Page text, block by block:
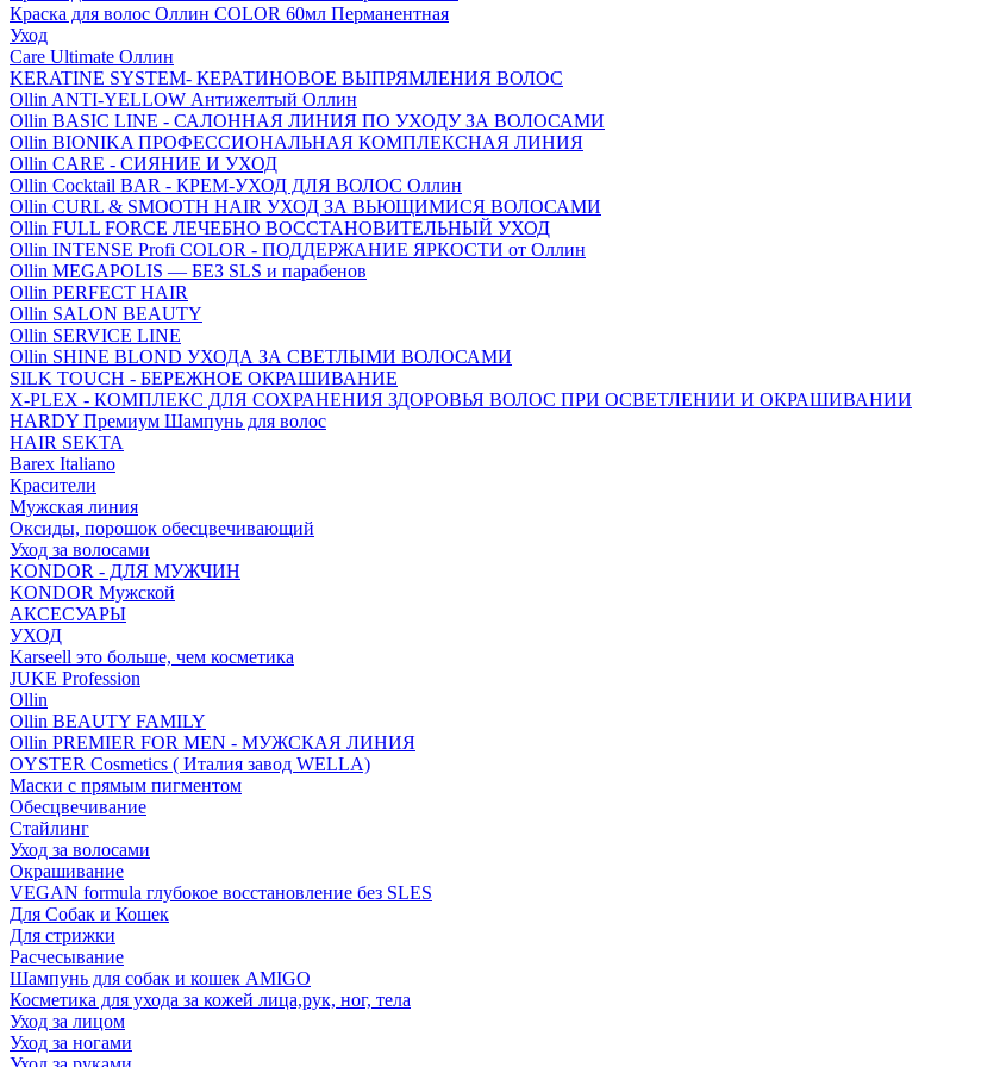
Краска для волос Оллин COLOR 60мл Перманентная
Уход
Care Ultimate Оллин
KERATINE SYSTEM- КЕРАТИНОВОЕ ВЫПРЯМЛЕНИЯ ВОЛОС
Ollin ANTI-YELLOW Антижелтый Оллин
Ollin BASIC LINE - САЛОННАЯ ЛИНИЯ ПО УХОДУ ЗА ВОЛОСАМИ
Ollin BIONIKA ПРОФЕССИОНАЛЬНАЯ КОМПЛЕКСНАЯ ЛИНИЯ
Ollin CARE - СИЯНИЕ И УХОД
Ollin Cocktail BAR - КРЕМ-УХОД ДЛЯ ВОЛОС Оллин
Ollin CURL & SMOOTH HAIR УХОД ЗА ВЬЮЩИМИСЯ ВОЛОСАМИ
Ollin FULL FORCE ЛЕЧЕБНО ВОССТАНОВИТЕЛЬНЫЙ УХОД
Ollin INTENSE Profi COLOR - ПОДДЕРЖАНИЕ ЯРКОСТИ от Оллин
Ollin MEGAPOLIS — БЕЗ SLS и парабенов
Ollin PERFECT HAIR
Ollin SALON BEAUTY
Ollin SERVICE LINE
Ollin SHINE BLOND УХОДА ЗА СВЕТЛЫМИ ВОЛОСАМИ
SILK TOUCH - БЕРЕЖНОЕ ОКРАШИВАНИЕ
X-PLEX - КОМПЛЕКС ДЛЯ СОХРАНЕНИЯ ЗДОРОВЬЯ ВОЛОС ПРИ ОСВЕТЛЕНИИ И ОКРАШИВАНИИ
HARDY Премиум Шампунь для волос
HAIR SEKTA
Barex Italiano
Красители
Мужская линия
Оксиды, порошок обесцвечивающий
Уход за волосами
KONDOR - ДЛЯ МУЖЧИН
KONDOR Мужской
АКСЕСУАРЫ
УХОД
Karseell это больше, чем косметика
JUKE Profession
Ollin
Ollin BEAUTY FAMILY
Ollin PREMIER FOR MEN - МУЖСКАЯ ЛИНИЯ
OYSTER Cosmetics ( Италия завод WELLA)
Маски с прямым пигментом
Обесцвечивание
Стайлинг
Уход за волосами
Окрашивание
VEGAN formula глубокое восстановление без SLES
Для Собак и Кошек
Для стрижки
Расчесывание
Шампунь для собак и кошек AMIGO
Косметика для ухода за кожей лица,рук, ног, тела
Уход за лицом
Уход за ногами